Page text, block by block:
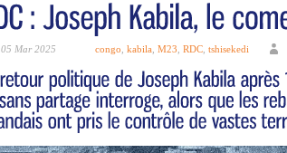
05 Mar 2025 congo kabila M23 RDC tshisekedi